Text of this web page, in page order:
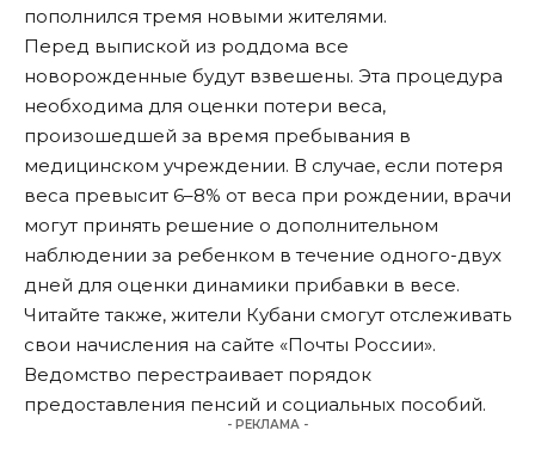
пополнился тремя новыми жителями.
Перед выпиской из роддома все
новорожденные будут взвешены. Эта процедура
необходима для оценки потери веса,
произошедшей за время пребывания в
медицинском учреждении. В случае, если потеря
веса превысит 6–8% от веса при рождении, врачи
могут принять решение о дополнительном
наблюдении за ребенком в течение одного-двух
дней для оценки динамики прибавки в весе.
Читайтетакже, жители Кубани смогут отслеживать
свои начисления на сайте «Почты России».
Ведомство перестраивает порядок
предоставления пенсий и социальных пособий.
- РЕКЛАМА -